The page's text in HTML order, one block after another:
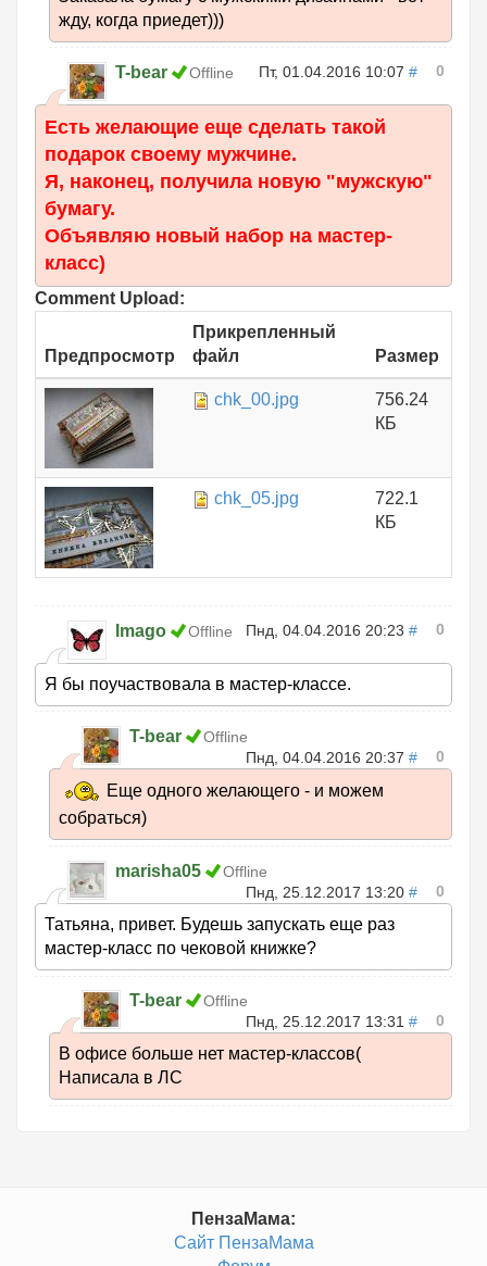
жду, когда приедет)))
T-bear Offline Пт, 01.04.2016 10:07 # 0
Есть желающие еще сделать такой
подарок своему мужчине.
Я, наконец, получила новую "мужскую"
бумагу.
Объявляю новый набор на мастер-
класс)
Comment Upload:
Предпросмотр
Прикрепленный
файл
Размер
chk_00.jpg
756.24
КБ
chk_05.jpg
722.1
КБ
Imago Offline Пнд, 04.04.2016 20:23 # 0
Я бы поучаствовала в мастер-классе.
T-bear
Offline
Пнд, 04.04.2016 20:37 # 0
Еще одного желающего - и можем
собраться)
marisha05
Offline
Пнд, 25.12.2017 13:20 # 0
Татьяна, привет. Будешь запускать еще раз
мастер-класс по чековой книжке?
T-bear
Offline
Пнд, 25.12.2017 13:31 # 0
В офисе больше нет мастер-классов(
Написала в ЛС
ПензаМама:
Сайт ПензаМама